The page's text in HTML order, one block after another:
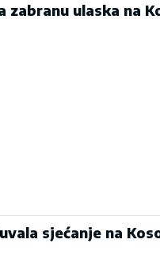
zabranu ulaska na
sjećanje na